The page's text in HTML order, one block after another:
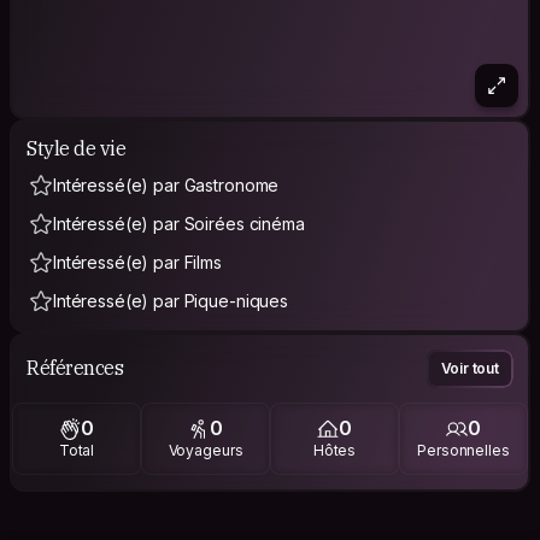
Style de vie
Intéressé(e) par Gastronome
Intéressé(e) par Soirées cinéma
Intéressé(e) par Films
Intéressé(e) par Pique-niques
Références Voir tout
0
Total
0
Voyageurs
0
Hôtes
0
Personnelles